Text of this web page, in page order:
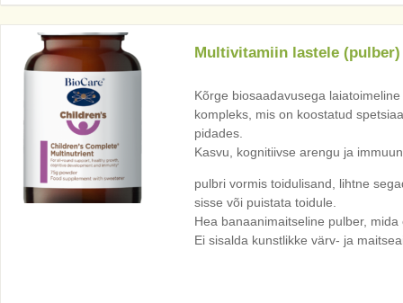
Multivitamiin lastele (pulber)
Kõrge biosaadavusega
kompleks, mis on koostatud
pidades.
Kasvu, kognitiivse arengu ja
pulbri vormis toidulisand, lihtne
sisse või puistata toidule.
Hea banaanimaitseline pulber,
Ei sisalda kunstlikke värv- ja